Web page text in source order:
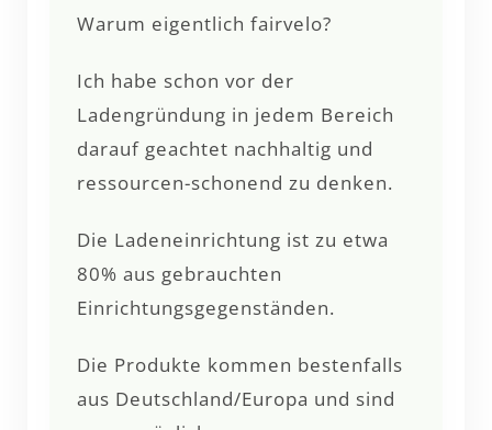
Warum eigentlich fairvelo?
Ich habe schon vor der
Ladengründung in jedem Bereich
darauf geachtet nachhaltig und
ressourcen-schonend zu denken.
Die Ladeneinrichtung ist zu etwa
80% aus gebrauchten
Einrichtungsgegenständen.
Die Produkte kommen bestenfalls
aus Deutschland/Europa und sind